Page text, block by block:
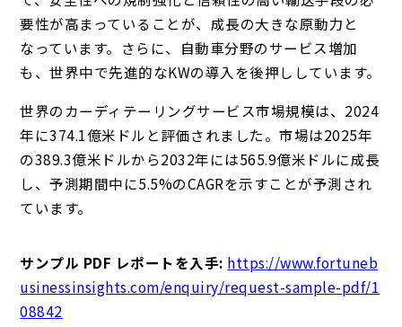
要性が高まっていることが、成長の大きな原動力と
なっています。さらに、自動車分野のサービス増加
も、世界中で先進的なKWの導入を後押ししています。
世界のカーディテーリングサービス市場規模は、2024
年に374.1億米ドルと評価されました。市場は2025年
の389.3億米ドルから2032年には565.9億米ドルに成長
し、予測期間中に5.5%のCAGRを示すことが予測され
ています。
サンプル PDF レポートを入手: https://www.fortuneb
usinessinsights.com/enquiry/request-sample-pdf/1
08842